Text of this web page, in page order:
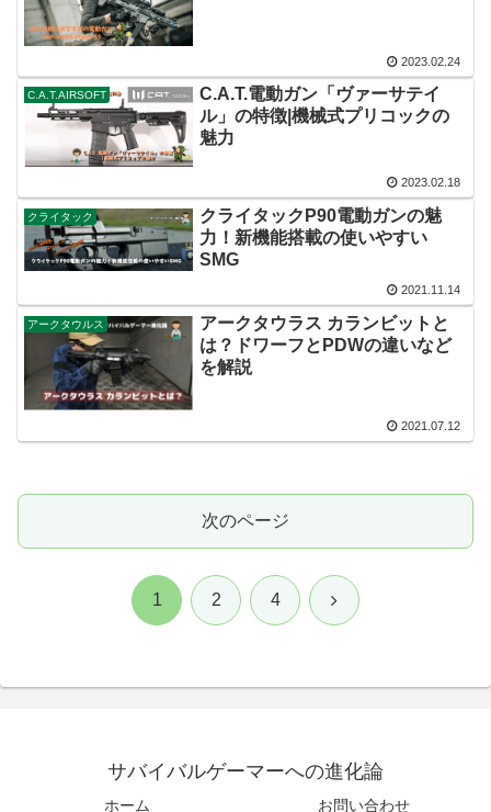
2023.02.24
C.A.T.AIRSOFT
C.A.T.電動ガン「ヴァーサテイ
ル」の特徴|機械式プリコックの
魅力
2023.02.18
クライタック
クライタックP90電動ガンの魅
力！新機能搭載の使いやすい
SMG
2021.11.14
アークタウルス
アークタウラス カランビットと
は？ドワーフとPDWの違いなど
を解説
2021.07.12
次のページ
1 2 4 次
サバイバルゲーマーへの進化論
ホーム お問い合わせ